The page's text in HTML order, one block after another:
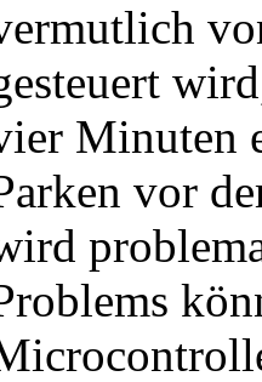
Minuten
vor